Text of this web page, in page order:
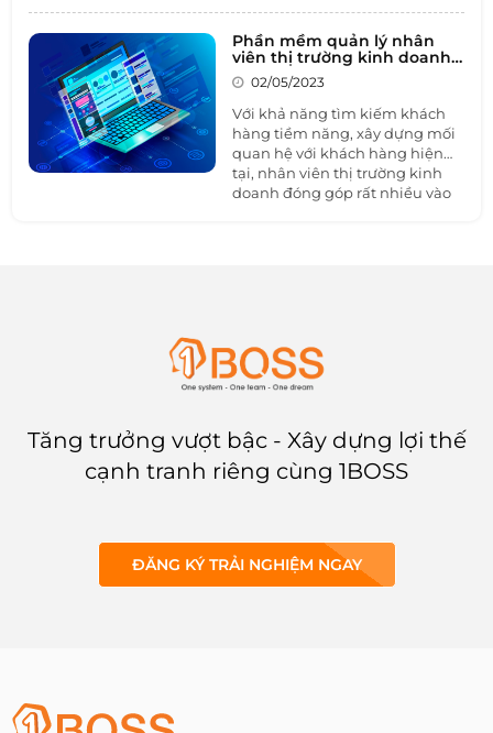
hướng dẫn cho người mới bắt
đầu quản lý quan hệ khách
hàng và các ví dụ về cách hoạt
Phần mềm quản lý nhân
viên thị trường kinh doanh -
Giải pháp đáng tin cậy cho
doanh nghiệp
02/05/2023
Với khả năng tìm kiếm khách
hàng tiềm năng, xây dựng mối
quan hệ với khách hàng hiện
tại, nhân viên thị trường kinh
doanh đóng góp rất nhiều vào
phần mềm quản lý nhân viên
thị trườngkinh doanh - Giải
pháp đáng tin cậy cho doanh
Tăng trưởng vượt bậc - Xây dựng lợi thế
cạnh tranh riêng cùng 1BOSS
ĐĂNG KÝ TRẢI NGHIỆM NGAY